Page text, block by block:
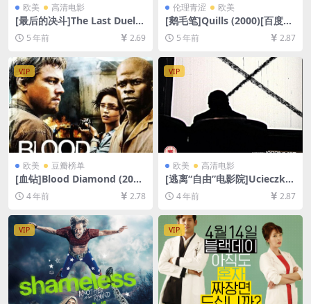
欧美 高清电影
[最后的决斗]The Last Duel
(2021)[百度网盘+迅雷云盘资
源1080P超清未删减][MP4/9.
5 年前 2.69
伦理青涩 欧美
[鹅毛笔]Quills (2000)[百度网
盘+迅雷云盘资源1080P超清
未删减][MP4/8.0GB][中英字
5 年前 2.87
VIP
欧美 豆瓣榜单
[血钻]Blood Diamond (200
6)[百度网盘+迅雷云盘资源10
80P超清未删减][MP4/10GB]
[中英字幕]
4 年前 2.78
VIP
欧美 高清电影
[逃离“自由”电影院]Ucieczka
z kina ‘Wolność’ (1990)[百
度网盘+迅雷云盘资源1080P
超清未删减][MP4/5.2GB][中
文字幕]
4 年前 2.87
VIP VIP